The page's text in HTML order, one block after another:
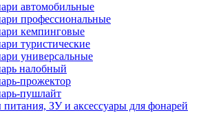
автомобильные
профессиональные
кемпинговые
туристические
универсальные
налобный
прожектор
пушлайт
ЗУ и аксессуары для фонарей